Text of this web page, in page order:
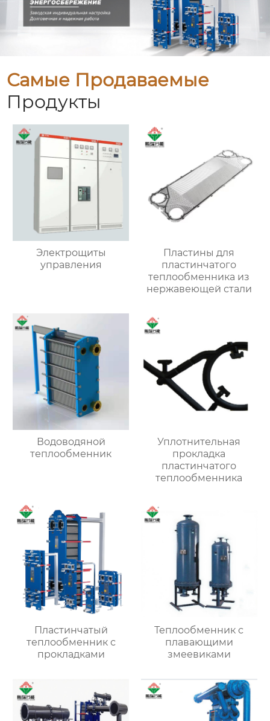
Самые Продаваемые
Продукты
Электрощиты
управления
Пластины для
пластинчатого
теплообменника из
нержавеющей стали
Водоводяной
теплообменник
Уплотнительная
прокладка
пластинчатого
теплообменника
Пластинчатый
теплообменник с
прокладками
Теплообменник с
плавающими
змеевиками